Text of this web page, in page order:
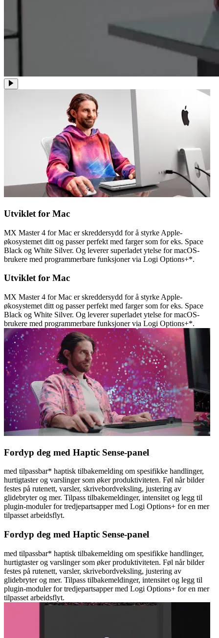
Utviklet for Mac
MX Master 4 for Mac er skreddersydd for å styrke Apple-
økosystemet ditt og passer perfekt med farger som for eks. Space
Black og White Silver. Og leverer superladet ytelse for macOS-
brukere med programmerbare funksjoner via Logi Options+*.
Utviklet for Mac
MX Master 4 for Mac er skreddersydd for å styrke Apple-
økosystemet ditt og passer perfekt med farger som for eks. Space
Black og White Silver. Og leverer superladet ytelse for macOS-
brukere med programmerbare funksjoner via Logi Options+*.
Fordyp deg med Haptic Sense-panel
med tilpassbar* haptisk tilbakemelding om spesifikke handlinger,
hurtigtaster og varslinger som øker produktiviteten. Føl når bilder
festes på rutenett, varsler, skrivebordveksling, justering av
glidebryter og mer. Tilpass tilbakemeldinger, intensitet og legg til
plugin-moduler for tredjepartsapper med Logi Options+ for en mer
tilpasset arbeidsflyt.
Fordyp deg med Haptic Sense-panel
med tilpassbar* haptisk tilbakemelding om spesifikke handlinger,
hurtigtaster og varslinger som øker produktiviteten. Føl når bilder
festes på rutenett, varsler, skrivebordveksling, justering av
glidebryter og mer. Tilpass tilbakemeldinger, intensitet og legg til
plugin-moduler for tredjepartsapper med Logi Options+ for en mer
tilpasset arbeidsflyt.